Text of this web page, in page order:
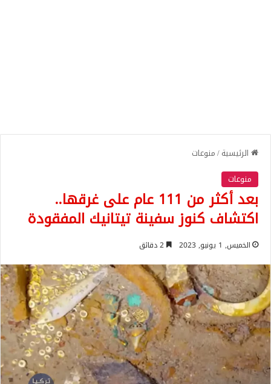
الرئيسية/منوعات
منوعات
بعد أكثر من 111 عام على غرقها..
اكتشاف كنوز سفينة تيتانيك المفقودة
الخميس, 1 يونيو, 2023